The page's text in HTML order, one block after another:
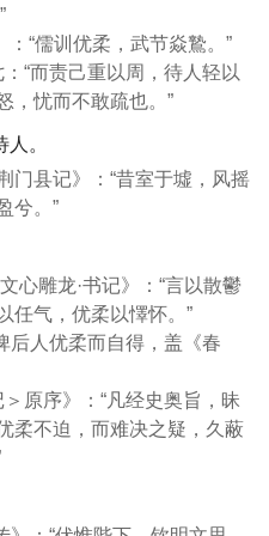
“儒训优柔，武节焱鷙。”
“而责己重以周，待人轻以
，忧而不敢疏也。”
。
门县记》：“昔室于墟，风摇
兮。”
心雕龙·书记》：“言以散鬱
任气，优柔以懌怀。”
后人优柔而自得，盖《春
原序》：“凡经史奥旨，昧
柔不迫，而难决之疑，久蔽